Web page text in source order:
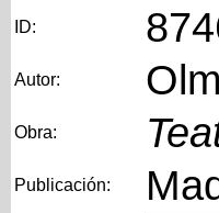
ID:
Autor:
Obra:
Publicación: